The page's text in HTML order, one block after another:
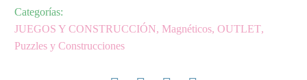
Categorías:
JUEGOS Y CONSTRUCCIÓN, Magnéticos, OUTLET,
Puzzles y Construcciones